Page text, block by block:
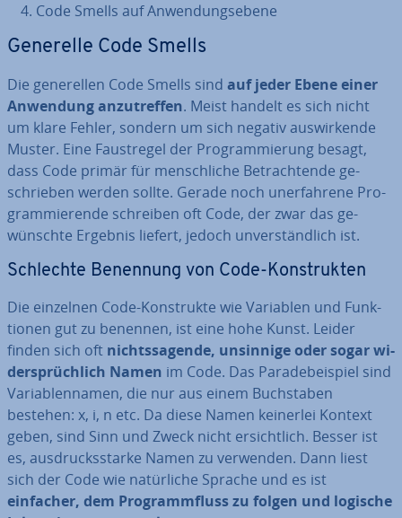
Code Smells auf An­wen­dungs­ebe­ne
Generelle Code Smells
Die ge­ne­rel­len Code Smells sind auf jeder Ebene einer
Anwendung an­zu­tref­fen. Meist handelt es sich nicht
um klare Fehler, sondern um sich negativ aus­wir­ken­de
Muster. Eine Faust­re­gel der Pro­gram­mie­rung besagt,
dass Code primär für mensch­li­che Be­trach­ten­de ge­
schrie­ben werden sollte. Gerade noch un­er­fah­re­ne Pro­
gram­mie­ren­de schreiben oft Code, der zwar das ge­
wünsch­te Ergebnis liefert, jedoch un­ver­ständ­lich ist.
Schlechte Benennung von Code-Kon­struk­ten
Die einzelnen Code-Kon­struk­te wie Variablen und Funk­
tio­nen gut zu benennen, ist eine hohe Kunst. Leider
finden sich oft nichts­sa­gen­de, unsinnige oder sogar wi­
der­sprüch­lich Namen im Code. Das Pa­ra­de­bei­spiel sind
Va­ria­blen­na­men, die nur aus einem Buch­sta­ben
bestehen: x, i, n etc. Da diese Namen keinerlei Kontext
geben, sind Sinn und Zweck nicht er­sicht­lich. Besser ist
es, aus­drucks­star­ke Namen zu verwenden. Dann liest
sich der Code wie na­tür­li­che Sprache und es ist
einfacher, dem Pro­gramm­fluss zu folgen und logische